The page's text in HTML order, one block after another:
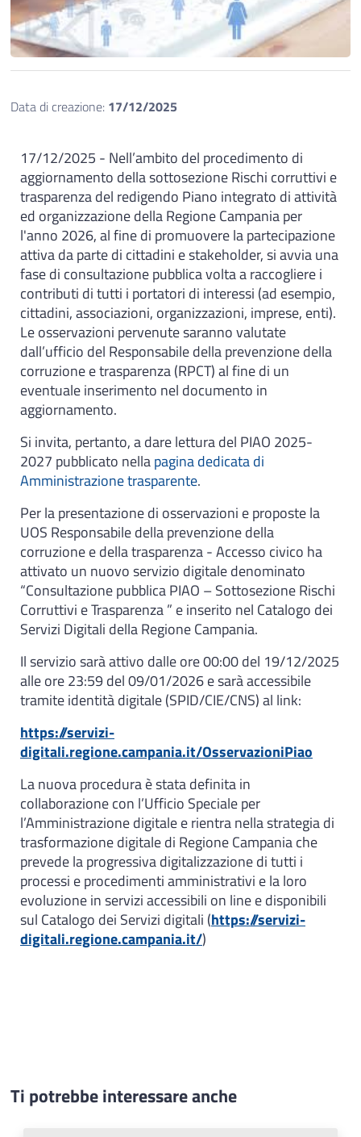
Data di creazione: 17/12/2025
17/12/2025 - Nell’ambito del procedimento di
aggiornamento della sottosezione Rischi corruttivi e
trasparenza del redigendo Piano integrato di attività
ed organizzazione della Regione Campania per
l'anno 2026, al fine di promuovere la partecipazione
attiva da parte di cittadini e stakeholder, si avvia una
fase di consultazione pubblica volta a raccogliere i
contributi di tutti i portatori di interessi (ad esempio,
cittadini, associazioni, organizzazioni, imprese, enti).
Le osservazioni pervenute saranno valutate
dall’ufficio del Responsabile della prevenzione della
corruzione e trasparenza (RPCT) al fine di un
eventuale inserimento nel documento in
aggiornamento.
Si invita, pertanto, a dare lettura del PIAO 2025-
2027 pubblicato nellapagina dedicata di
Amministrazione trasparente.
Per la presentazione di osservazioni e proposte la
UOS Responsabile della prevenzione della
corruzione e della trasparenza - Accesso civico ha
attivato un nuovo servizio digitale denominato
“Consultazione pubblica PIAO – Sottosezione Rischi
Corruttivi e Trasparenza ” e inserito nel Catalogo dei
Servizi Digitali della Regione Campania.
Il servizio sarà attivo dalle ore 00:00 del 19/12/2025
alle ore 23:59 del 09/01/2026 e sarà accessibile
tramite identità digitale (SPID/CIE/CNS) al link:
https://servizi-
digitali.regione.campania.it/OsservazioniPiao
La nuova procedura è stata definita in
collaborazione con l’Ufficio Speciale per
l’Amministrazione digitale e rientra nella strategia di
trasformazione digitale di Regione Campania che
prevede la progressiva digitalizzazione di tutti i
processi e procedimenti amministrativi e la loro
evoluzione in servizi accessibili on line e disponibili
sul Catalogo dei Servizi digitali (https://servizi-
digitali.regione.campania.it/)
Ti potrebbe interessare anche